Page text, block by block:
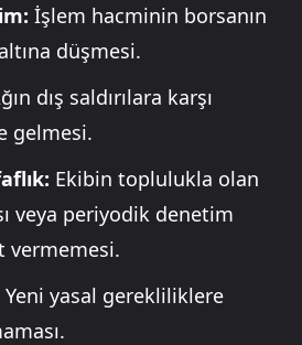
İşlem hacminin borsanın
düşmesi.
dış saldırılara karşı
gelmesi.
Ekibin toplulukla olan
veya periyodik denetim
vermemesi.
Yeni yasal gerekliliklere